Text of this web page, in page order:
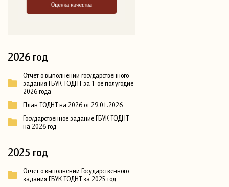
2026 год
Отчет о выполнении государственного
задания ГБУК ТОДНТ за 1-ое полугодие
2026 года
План ТОДНТ на 2026 от 29.01.2026
Государственное задание ГБУК ТОДНТ
на 2026 год
2025 год
Отчет о выполнении Государственного
задания ГБУК ТОДНТ за 2025 год